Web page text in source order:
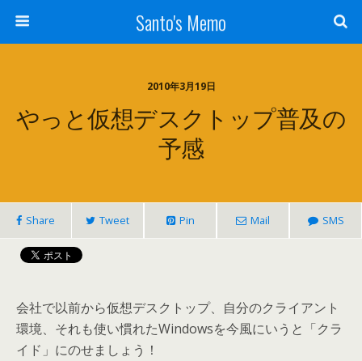
Santo's Memo
2010年3月19日
やっと仮想デスクトップ普及の
予感
Share Tweet Pin Mail SMS
会社で以前から仮想デスクトップ、自分のクライアント
環境、それも使い慣れたWindowsを今風にいうと「クラ
イド」にのせましょう！